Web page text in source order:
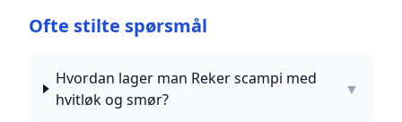
Ofte stilte spørsmål
Hvordan lager man Reker scampi med
hvitløk og smør?
▼